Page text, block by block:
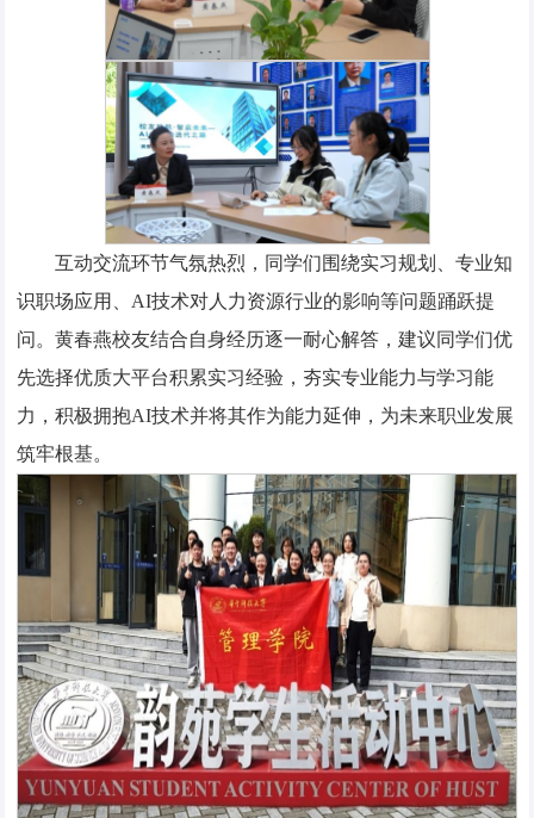
互动交流环节气氛热烈，同学们围绕实习规划、专业知
识职场应用、AI技术对人力资源行业的影响等问题踊跃提
问。黄春燕校友结合自身经历逐一耐心解答，建议同学们优
先选择优质大平台积累实习经验，夯实专业能力与学习能
力，积极拥抱AI技术并将其作为能力延伸，为未来职业发展
筑牢根基。